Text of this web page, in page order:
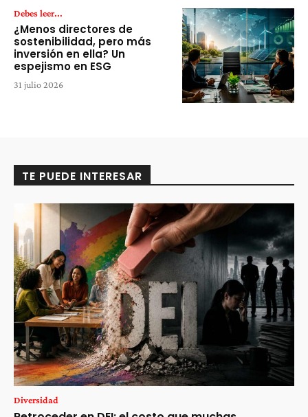
Debes leer...
¿Menos directores de
sostenibilidad, pero más
inversión en ella? Un
espejismo en ESG
31 julio 2026
TE PUEDE INTERESAR
Diversidad